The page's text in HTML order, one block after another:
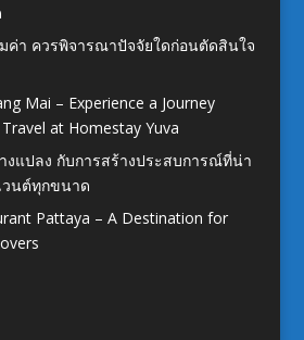
ค่า ควรพิจารณาปัจจัยใดก่อนตัดสินใจ
Mai – Experience a Journey
at Homestay Yuva
งแปลง กับการสร้างประสบการณ์ที่น่า
วนต์ทุกขนาด
Pattaya – A Destination for